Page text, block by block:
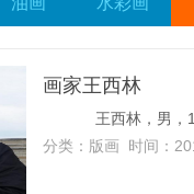
画家王西林
王西林，男，
分类：版画 时间：